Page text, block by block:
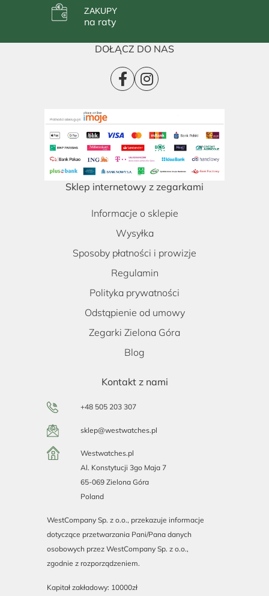
ZAKUPY
na raty
DOŁĄCZ DO NAS
Sklep internetowy z zegarkami
Informacje o sklepie
Wysyłka
Sposoby płatności i prowizje
Regulamin
Polityka prywatności
Odstąpienie od umowy
Zegarki Zielona Góra
Blog
Kontakt z nami
+48 505 203 307
sklep@westwatches.pl
Westwatches.pl
Al. Konstytucji 3go Maja 7
65-069 Zielona Góra
Poland
WestCompany Sp. z o.o., przekazuje informacje
dotyczące przetwarzania Pani/Pana danych
osobowych przez WestCompany Sp. z o.o.,
zgodnie z rozporządzeniem.
Kapitał zakładowy: 10000zł